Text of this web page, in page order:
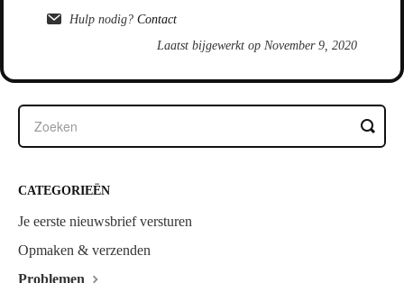
Hulp nodig? Contact
Laatst bijgewerkt op November 9, 2020
CATEGORIEËN
Je eerste nieuwsbrief versturen
Opmaken & verzenden
Problemen